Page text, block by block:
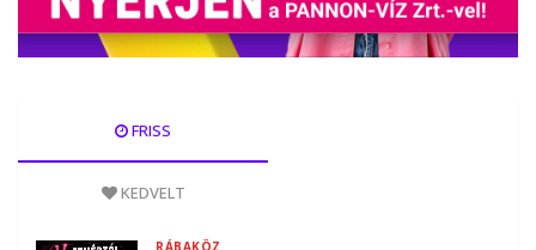
FRISS
KEDVELT
RÁBAKÖZ